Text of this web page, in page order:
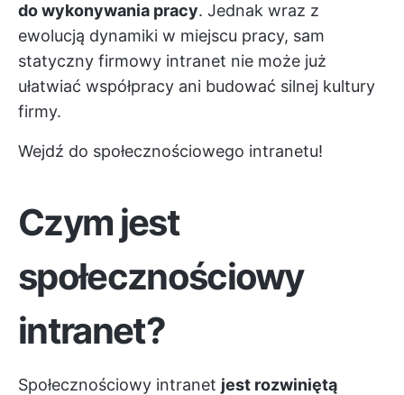
do wykonywania pracy. Jednak wraz z
ewolucją dynamiki w miejscu pracy, sam
statyczny firmowy intranet nie może już
ułatwiać współpracy ani budować silnej kultury
firmy.
Wejdź do społecznościowego intranetu!
Czym jest
społecznościowy
intranet?
Społecznościowy intranet jest rozwiniętą